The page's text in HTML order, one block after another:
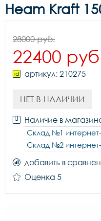
Heam Kraft
28000 руб.
22400
артикул: 210275
НЕТ В НАЛИЧИИ
Наличие в
Склад №1
Склад №2
добавить в
Оценка 5